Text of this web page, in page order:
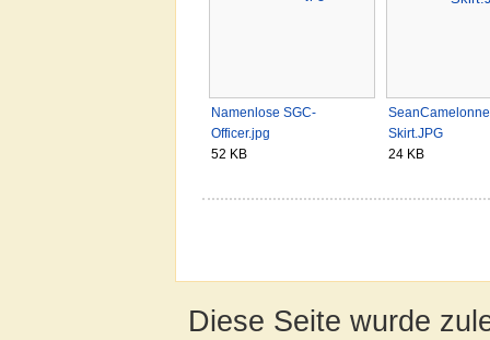
Namenlose SGC-
Officer.jpg
52 KB
Skirt.JPG
24 KB
Diese Seite wurde